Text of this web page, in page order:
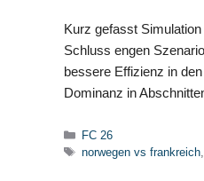
Kurz gefasst
Schluss engen
bessere Effizienz in
Dominanz in
Kategorien
FC 26
Schlagwörter
norwegen vs frankreich